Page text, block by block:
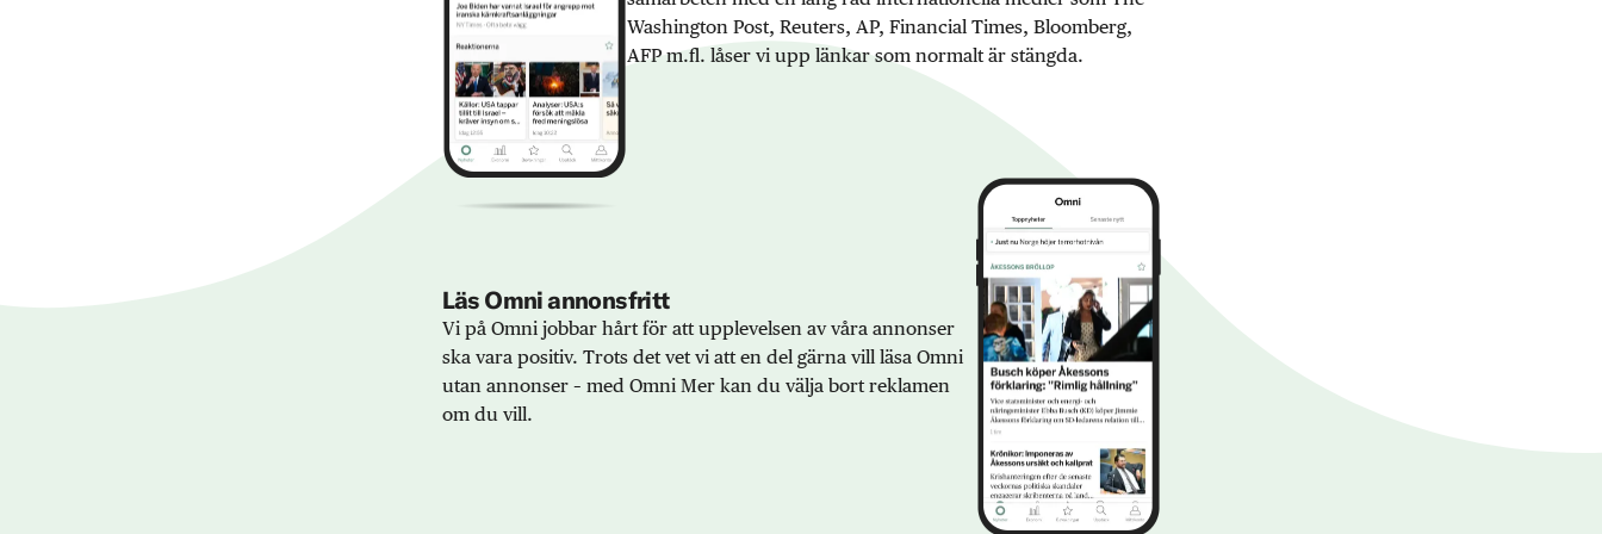
Washington Post, Reuters, AP, Financial Times, Bloomberg,
AFP m.fl. låser vi upp länkar som normalt är stängda.
Läs Omni annonsfritt
Vi på Omni jobbar hårt för att upplevelsen av våra annonser
ska vara positiv. Trots det vet vi att en del gärna vill läsa Omni
utan annonser – med Omni Mer kan du välja bort reklamen
om du vill.